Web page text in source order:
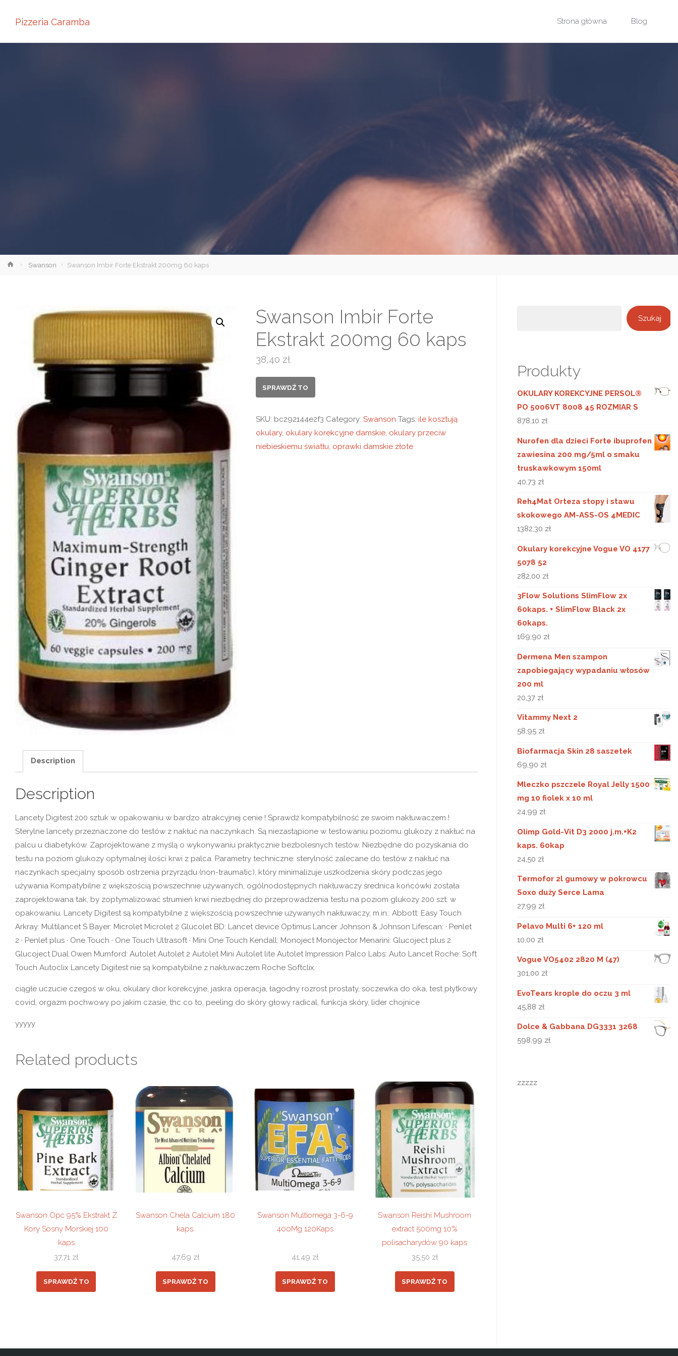
Pizzeria Caramba Strona główna Blog
StronaSwanson Swanson Imbir Forte Ekstrakt 200mg 60 kaps
Swanson Imbir Forte
Ekstrakt 200mg 60 kaps
38,40 zł
SPRAWDŹ TO
SKU: bc292144e2f3 Category: Swanson Tags: ile kosztują
okulary, okulary korekcyjne damskie, okulary przeciw
niebieskiemu światłu, oprawki damskie złote
Description
Description
Lancety Digitest 200 sztuk w opakowaniu w bardzo atrakcyjnej cenie ! Sprawdź kompatybilność ze swoim nakłuwaczem !
Sterylne lancety przeznaczone do testów z nakłuć na naczynkach. Są niezastąpione w testowaniu poziomu glukozy z nakłuć na
palcu u diabetyków. Zaprojektowane z myślą o wykonywaniu praktycznie bezbolesnych testów. Niezbędne do pozyskania do
testu na poziom glukozy optymalnej ilości krwi z palca. Parametry techniczne: sterylność zalecane do testów z nakłuć na
naczynkach specjalny sposób ostrzenia przyrządu (non-traumatic), który minimalizuje uszkodzenia skóry podczas jego
używania Kompatybilne z większością powszechnie używanych, ogólnodostępnych nakłuwaczy średnica końcówki została
zaprojektowana tak, by zoptymalizować strumień krwi niezbędnej do przeprowadzenia testu na poziom glukozy 200 szt. w
opakowaniu. Lancety Digitest są kompatybilne z większością powszechnie używanych nakłuwaczy, m.in.: Abbott: Easy Touch
Arkray: Multilancet S Bayer: Microlet Microlet 2 Glucolet BD: Lancet device Optimus Lancer Johnson & Johnson Lifescan: · Penlet
2 · Penlet plus · One Touch · One Touch Ultrasoft · Mini One Touch Kendall: Monoject Monojector Menarini: Glucoject plus 2
Glucoject Dual Owen Mumford: Autolet Autolet 2 Autolet Mini Autolet lite Autolet Impression Palco Labs: Auto Lancet Roche: Soft
Touch Autoclix Lancety Digitest nie są kompatybilne z nakłuwaczem Roche Softclix.
ciągłe uczucie czegoś w oku, okulary dior korekcyjne, jaskra operacja, łagodny rozrost prostaty, soczewka do oka, test płytkowy
covid, orgazm pochwowy po jakim czasie, thc co to, peeling do skóry głowy radical, funkcja skóry, lider chojnice
yyyyy
Related products
Swanson Opc 95% Ekstrakt Z
Kory Sosny Morskiej 100
kaps
37,71 zł
SPRAWDŹ TO
Swanson Chela Calcium 180
kaps.
47,69 zł
SPRAWDŹ TO
Swanson Multiomega 3-6-9
400Mg 120Kaps
41,49 zł
SPRAWDŹ TO
Swanson Reishi Mushroom
extract 500mg 10%
polisacharydów 90 kaps
35,50 zł
SPRAWDŹ TO
Szukaj
Produkty
OKULARY KOREKCYJNE PERSOL®
PO 5006VT 8008 45 ROZMIAR S
878,10 zł
Nurofen dla dzieci Forte ibuprofen
zawiesina 200 mg/5ml o smaku
truskawkowym 150ml
40,73 zł
Reh4Mat Orteza stopy i stawu
skokowego AM-ASS-OS 4MEDIC
1382,30 zł
Okulary korekcyjne Vogue VO 4177
5078 52
282,00 zł
3Flow Solutions SlimFlow 2x
60kaps. + SlimFlow Black 2x
60kaps.
169,90 zł
Dermena Men szampon
zapobiegający wypadaniu włosów
200 ml
20,37 zł
Vitammy Next 2
58,95 zł
Biofarmacja Skin 28 saszetek
69,90 zł
Mleczko pszczele Royal Jelly 1500
mg 10 fiolek x 10 ml
24,99 zł
Olimp Gold-Vit D3 2000 j.m.+K2
kaps. 60kap
24,50 zł
Termofor 2l gumowy w pokrowcu
Soxo duży Serce Lama
27,99 zł
Pelavo Multi 6+ 120 ml
10,00 zł
Vogue VO5402 2820 M (47)
301,00 zł
EvoTears krople do oczu 3 ml
45,88 zł
Dolce & Gabbana DG3331 3268
598,99 zł
zzzzz